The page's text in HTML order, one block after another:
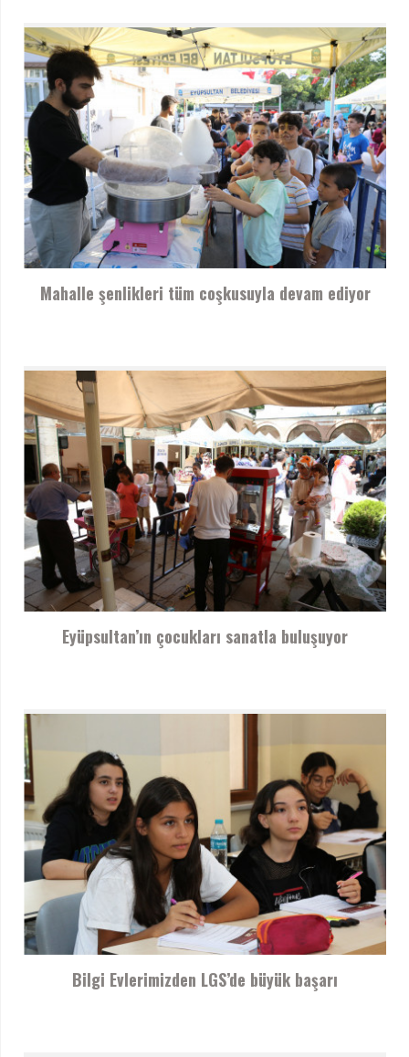
Mahalle şenlikleri tüm coşkusuyla devam ediyor
Eyüpsultan’ın çocukları sanatla buluşuyor
Bilgi Evlerimizden LGS’de büyük başarı